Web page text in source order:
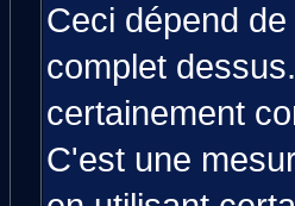
Ceci dépend
complet
certainement
C'est une